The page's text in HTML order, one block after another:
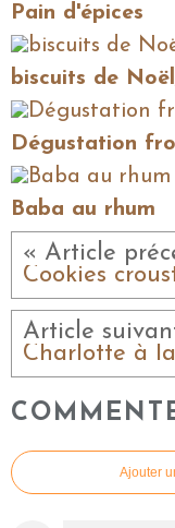
Pain d'épices
biscuits de
Dégustation
Baba au rhum
« Article
Cookies
Article
Charlotte à
Ajouter